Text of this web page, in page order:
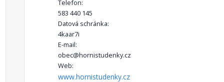
Telefon:
583 440 145
Datová schránka:
4kaar7i
E-mail:
obec@hornistudenky.cz
Web:
www.hornistudenky.cz